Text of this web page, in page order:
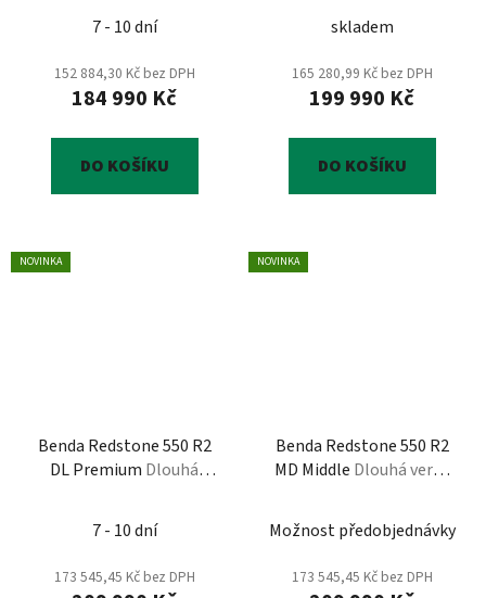
oranžová, stříbrná
7 - 10 dní
152 884,30 Kč bez DPH
184 990 Kč
DO KOŠÍKU
oranžová, stříbrná,
černá, bílá
skladem
165 280,99 Kč bez DPH
199 990 Kč
DO KOŠÍKU
NOVINKA
Benda Redstone 550 R2
DL Premium Dlouhá
černá, oranžová,
stříbrná, černá, bílá
7 - 10 dní
173 545,45 Kč bez DPH
NOVINKA
Benda Redstone 550 R2
MD Middle Dlouhá verze
oranžová, stříbrná,
černá, bílá
Možnost předobjednávky
173 545,45 Kč bez DPH